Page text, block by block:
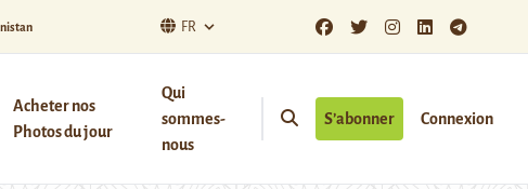
FR
Acheter nos
Photos du jour
Qui
sommes-
nous
S’abonner Connexion